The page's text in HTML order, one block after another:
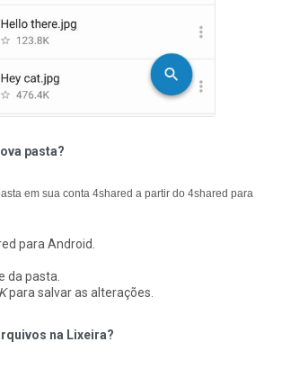
pasta?
em sua conta 4shared a partir do 4shared para
para Android.
da pasta.
para salvar as alterações.
na Lixeira?